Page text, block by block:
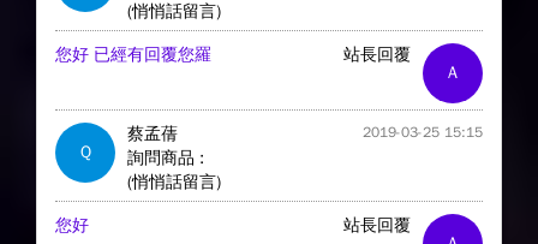
(悄悄話留言)
A
站長回覆
您好 已經有回覆您羅
Q
蔡孟蒨 2019-03-25 15:15
詢問商品 :
(悄悄話留言)
站長回覆
您好